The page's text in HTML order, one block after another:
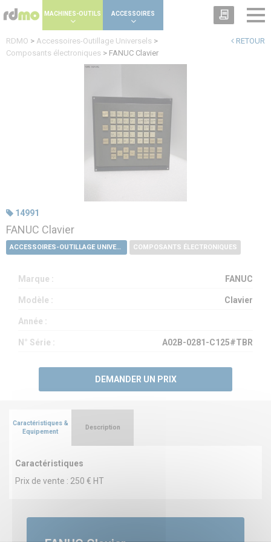
MACHINES-OUTILS ACCESSOIRES
RETOUR
RDMO > Accessoires-Outillage Universels >
Composants électroniques > FANUC Clavier
14991
FANUC Clavier
ACCESSOIRES-OUTILLAGE UNIVERSELS COMPOSANTS ÉLECTRONIQUES
Marque : FANUC
Modèle : Clavier
Année :
N° Série : A02B-0281-C125#TBR
DEMANDER UN PRIX
Caractéristiques &
Equipement
Caractéristiques
Prix de vente : 250 € HT
Description